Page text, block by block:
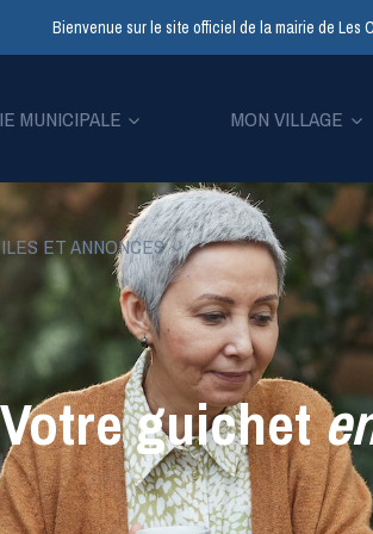
Bienvenue sur le site officiel de la mairie de Les
MUNICIPALE MON VILLAGE
ET ANNONCES
Votre guichet